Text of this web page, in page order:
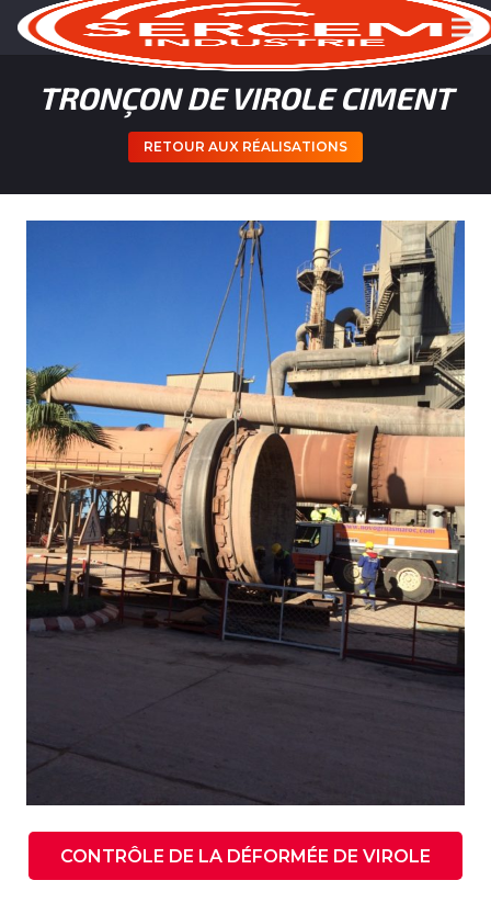
TRONÇON DE VIROLE CIMENT
RETOUR AUX RÉALISATIONS
CONTRÔLE DE LA DÉFORMÉE DE VIROLE